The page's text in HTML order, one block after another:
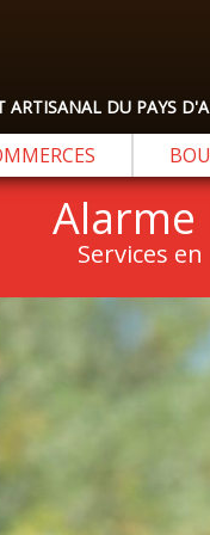
ARTISANAL DU PAYS
Alarme
Services